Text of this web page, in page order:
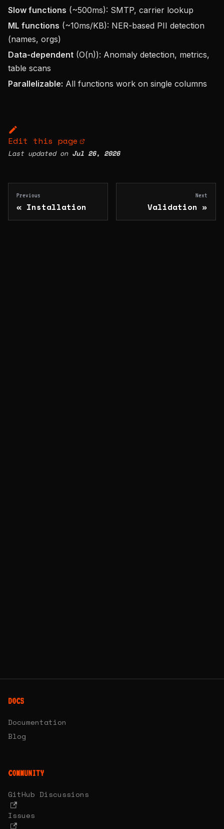
Slow functions (~500ms): SMTP, carrier lookup
ML functions (~10ms/KB): NER-based PII detection
(names, orgs)
Data-dependent (O(n)): Anomaly detection, metrics,
table scans
Parallelizable: All functions work on single columns
Edit this page
Last updatedon Jul 26, 2026
Previous
Installation
Next
Validation
DOCS
Documentation
Blog
COMMUNITY
GitHub Discussions
Issues